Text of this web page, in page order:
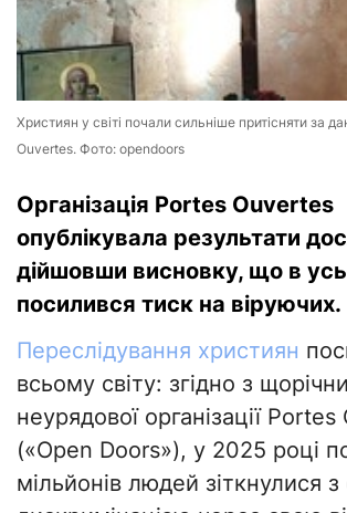
Християн у світі почали сильніше притісняти за
Ouvertes. Фото: opendoors
Організація Portes Ouvertes
опублікувала результати
дійшовши висновку, що в
посилився тиск на віруючих.
Переслідування християн
всьому світу: згідно з
неурядової організації
(«Оpen Doors»), у 2025 році
мільйонів людей зіткнулися